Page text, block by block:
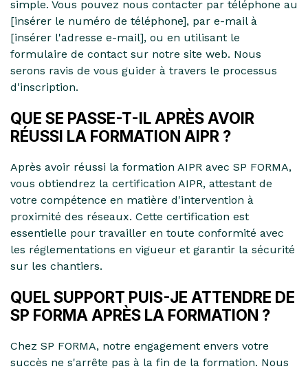
simple. Vous pouvez nous contacter par téléphone au
[insérer le numéro de téléphone], par e-mail à
[insérer l'adresse e-mail], ou en utilisant le
formulaire de contact sur notre site web. Nous
serons ravis de vous guider à travers le processus
d'inscription.
QUE SE PASSE-T-IL APRÈS AVOIR
RÉUSSI LA FORMATION AIPR ?
Après avoir réussi la formation AIPR avec SP FORMA,
vous obtiendrez la certification AIPR, attestant de
votre compétence en matière d'intervention à
proximité des réseaux. Cette certification est
essentielle pour travailler en toute conformité avec
les réglementations en vigueur et garantir la sécurité
sur les chantiers.
QUEL SUPPORT PUIS-JE ATTENDRE DE
SP FORMA APRÈS LA FORMATION ?
Chez SP FORMA, notre engagement envers votre
succès ne s'arrête pas à la fin de la formation. Nous